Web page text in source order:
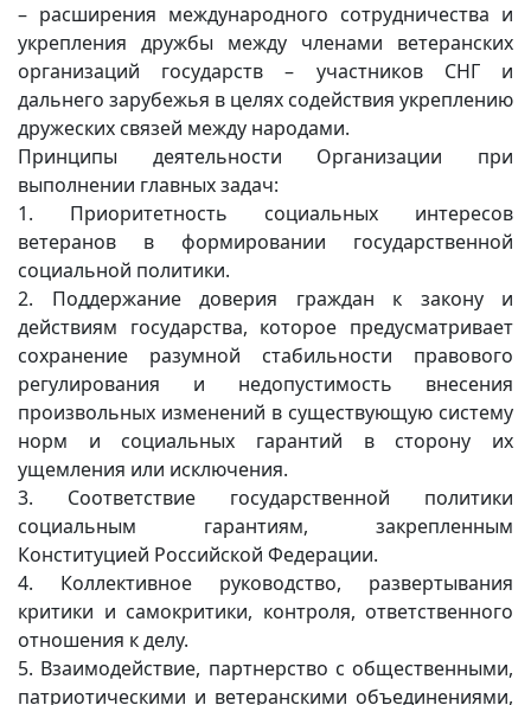
– расширения международного сотрудничества и
укрепления дружбы между членами ветеранских
организаций государств – участников СНГ и
дальнего зарубежья в целях содействия укреплению
дружеских связей между народами.
Принципы деятельности Организации при
выполнении главных задач:
1. Приоритетность социальных интересов
ветеранов в формировании государственной
социальной политики.
2. Поддержание доверия граждан к закону и
действиям государства, которое предусматривает
сохранение разумной стабильности правового
регулирования и недопустимость внесения
произвольных изменений в существующую систему
норм и социальных гарантий в сторону их
ущемления или исключения.
3. Соответствие государственной политики
социальным гарантиям, закрепленным
Конституцией Российской Федерации.
4. Коллективное руководство, развертывания
критики и самокритики, контроля, ответственного
отношения к делу.
5. Взаимодействие, партнерство с общественными,
патриотическими и ветеранскими объединениями,